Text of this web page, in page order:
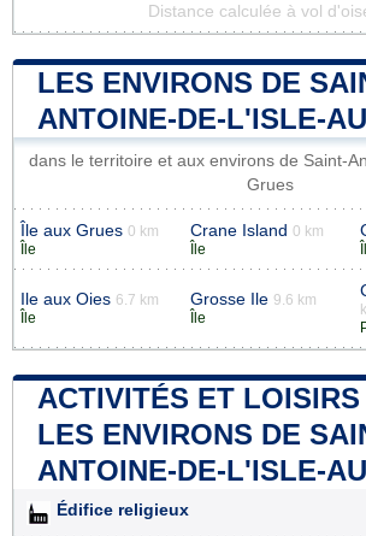
Distance calculée à vol
LES ENVIRONS DE
ANTOINE-DE-L'ISLE-
dans le territoire et aux environs de Saint-
Grues
Île aux Grues 0 km
Île
Crane Island 0 km
Île
Ile aux Oies 6.7 km
Île
Grosse Ile 9.6 km
Île
ACTIVITÉS ET
LES ENVIRONS DE
ANTOINE-DE-L'ISLE-
Édifice religieux